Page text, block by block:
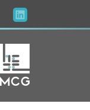
Aller
au